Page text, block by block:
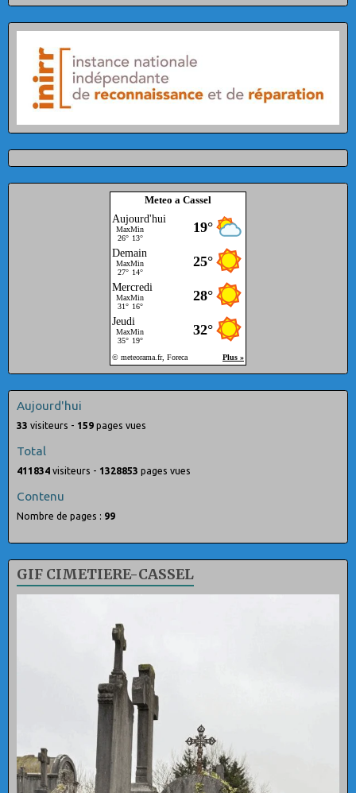
Meteo a Cassel
Aujourd'hui
33 visiteurs - 159 pages vues
Total
411834 visiteurs - 1328853 pages vues
Contenu
Nombre de pages : 99
GIF CIMETIERE-CASSEL